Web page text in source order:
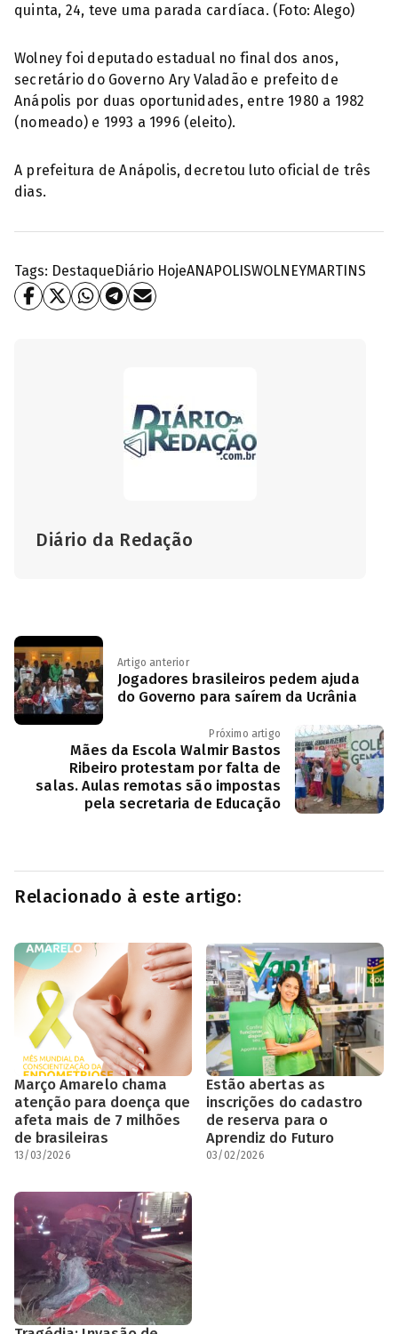
quinta, 24, teve uma parada cardíaca. (Foto: Alego)
Wolney foi deputado estadual no final dos anos,
secretário do Governo Ary Valadão e prefeito de
Anápolis por duas oportunidades, entre 1980 a 1982
(nomeado) e 1993 a 1996 (eleito).
A prefeitura de Anápolis, decretou luto oficial de três
dias.
Tags: DestaqueDiário HojeANAPOLISWOLNEYMARTINS
Diário da Redação
Artigo anterior
Jogadores brasileiros pedem ajuda
do Governo para saírem da Ucrânia
Próximo artigo
Mães da Escola Walmir Bastos
Ribeiro protestam por falta de
salas. Aulas remotas são impostas
pela secretaria de Educação
Relacionado à este artigo:
Março Amarelo chama
atenção para doença que
afeta mais de 7 milhões
de brasileiras
13/03/2026
Estão abertas as
inscrições do cadastro
de reserva para o
Aprendiz do Futuro
03/02/2026